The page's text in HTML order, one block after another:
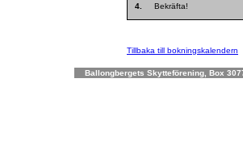
4. Bekräfta!
Tillbaka till bokningskalendern
Ballongbergets Skytteförening, Box